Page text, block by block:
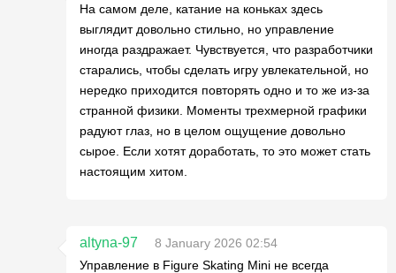
На самом деле, катание на коньках здесь
выглядит довольно стильно, но управление
иногда раздражает. Чувствуется, что разработчики
старались, чтобы сделать игру увлекательной, но
нередко приходится повторять одно и то же из-за
странной физики. Моменты трехмерной графики
радуют глаз, но в целом ощущение довольно
сырое. Если хотят доработать, то это может стать
настоящим хитом.
altyna-97
8 January 2026 02:54
Управление в Figure Skating Mini не всегда